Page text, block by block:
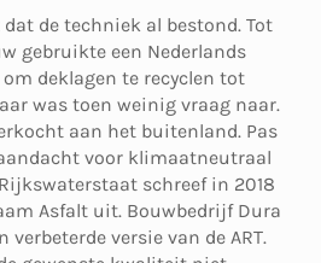
de techniek al bestond. Tot
gebruikte een Nederlands
om deklagen te recyclen tot
was toen weinig vraag naar.
aan het buitenland. Pas
voor klimaatneutraal
schreef in 2018
Asfalt uit. Bouwbedrijf Dura
verbeterde versie van de ART.